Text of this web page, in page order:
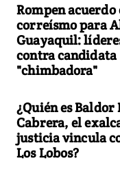
Rompen acuerdo
correísmo para
Guayaquil:
contra candidata
"chimbadora"
¿Quién es Baldor
Cabrera, el
justicia vincula
Los Lobos?